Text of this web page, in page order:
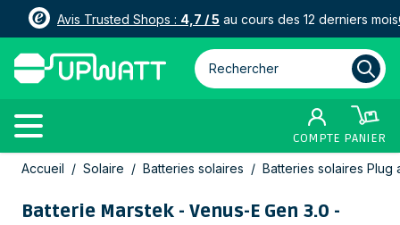
Avis Trusted Shops : 4,7 / 5 au cours des 12 derniers mois
Rechercher parmi plus de
COMPTE PANIER
Allez au contenu
Accueil / Solaire / Batteries solaires / Batteries solaires Plug
Batterie Marstek - Venus-E Gen 3.0 -